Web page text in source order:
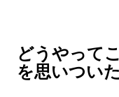
どうやって
を思いつい